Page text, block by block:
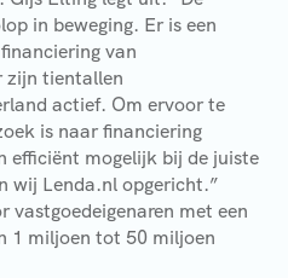
in beweging. Er is een
van
zijn tientallen
actief. Om ervoor te
is naar financiering
efficiënt mogelijk bij de juiste
wij Lenda.nl opgericht.”
met een
1 miljoen tot 50 miljoen